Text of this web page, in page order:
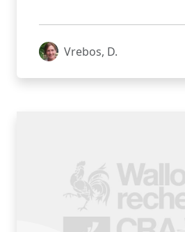
Vrebos, D.